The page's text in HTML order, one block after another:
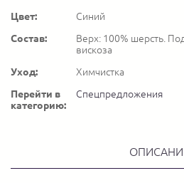
Цвет:
Синий
Состав:
Верх: 100% шерсть.
вискоза
Уход:
Химчистка
Перейти в
категорию:
Спецпредложения